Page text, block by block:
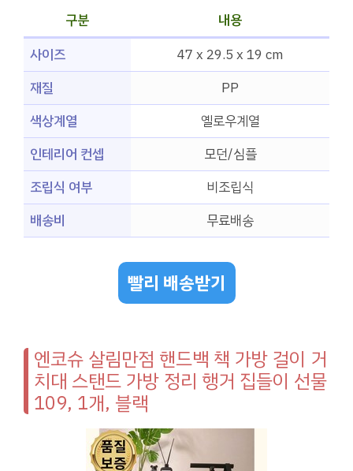
구분
내용
사이즈
47 x 29.5 x 19 cm
재질
PP
색상계열
옐로우계열
인테리어 컨셉
모던/심플
조립식 여부
비조립식
배송비
무료배송
빨리 배송받기
엔코슈 살림만점 핸드백 책 가방 걸이 거
치대 스탠드 가방 정리 행거 집들이 선물
109, 1개, 블랙